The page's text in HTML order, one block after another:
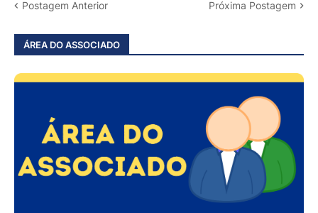
Postagem Anterior Próxima Postagem
ÁREA DO ASSOCIADO